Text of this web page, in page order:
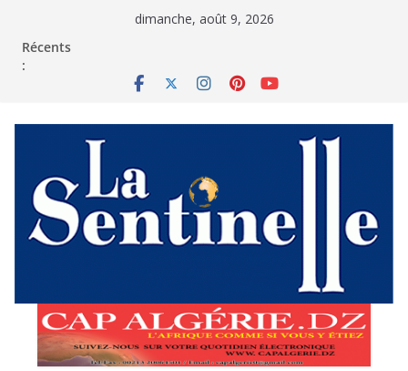
dimanche, août 9, 2026
Récents
: